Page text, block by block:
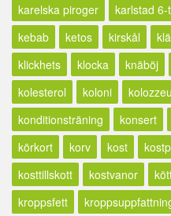
karelska piroger
karlstad
kebab
ketos kirskål
klickhets
klocka knäböj
kolesterol
koloni
konditionsträning
konsert
körkort
korv kost
kosttillskott
kostvanor
kroppsfett